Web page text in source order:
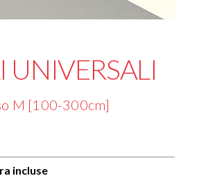
UNIVERSALI
M [100-300cm]
incluse